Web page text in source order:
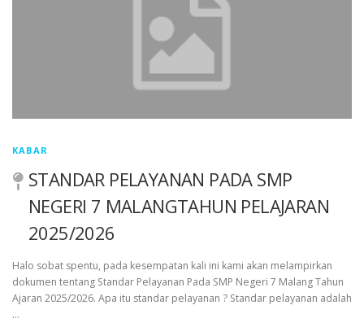
KABAR
STANDAR PELAYANAN PADA SMP
NEGERI 7 MALANGTAHUN PELAJARAN
2025/2026
Halo sobat spentu, pada kesempatan kali ini kami akan melampirkan
dokumen tentang Standar Pelayanan Pada SMP Negeri 7 Malang Tahun
Ajaran 2025/2026. Apa itu standar pelayanan ? Standar pelayanan adalah
…